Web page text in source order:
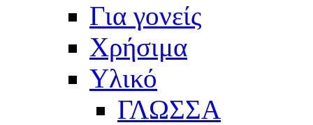
Για γονείς
Χρήσιμα
Υλικό
ΓΛΩΣΣΑ